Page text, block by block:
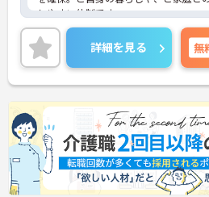
しやすい体制です。
賞与3.90ヶ月分支給実績もあり、職員
かりと評価しているので、モチベーシ
すい環境です♪
ご興味がある方は是非一度マイナビま
せください。さらに詳細などお伝えし
詳細を見る 無